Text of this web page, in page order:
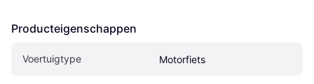
Producteigenschappen
Voertuigtype Motorfiets